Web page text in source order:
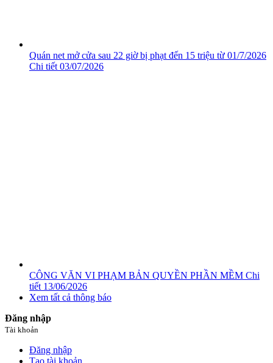
Quán net mở cửa sau 22 giờ bị phạt đến 15 triệu từ 01/7/2026
Chi tiết 03/07/2026
CÔNG VĂN VI PHẠM BẢN QUYỀN PHẦN MỀM Chi
tiết 13/06/2026
Xem tất cả thông báo
Đăng nhập
Tài khoản
Đăng nhập
Tạo tài khoản